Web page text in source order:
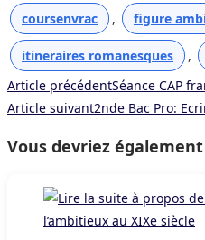
coursenvrac , figure
itineraires romanesques ,
Read
more
articles
Article précédentSéance CAP
Article suivant2nde Bac Pro:
Vous devriez